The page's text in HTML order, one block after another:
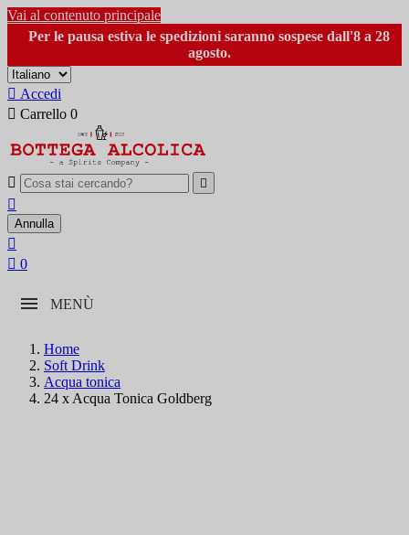
Vai al contenuto principale
Per le pausa estiva le spedizioni saranno sospese dall'8 a 28
agosto.
 Accedi
 Carrello 0
 

Annulla

 0
MENÙ
Home
Soft Drink
Acqua tonica
24 x Acqua Tonica Goldberg